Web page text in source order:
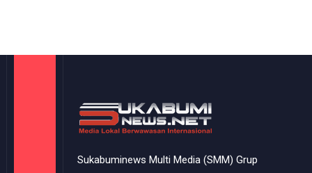
Sukabuminews Multi Media (SMM) Grup